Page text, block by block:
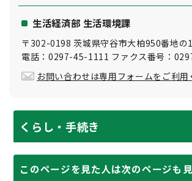
生活経済部 生活環境課
〒302-0198 茨城県守谷市大柏950番地の1
電話：0297-45-1111 ファクス番号：
お問い合わせは専用フォームをご利用
くらし・手続き
このページを見た人は次のページも